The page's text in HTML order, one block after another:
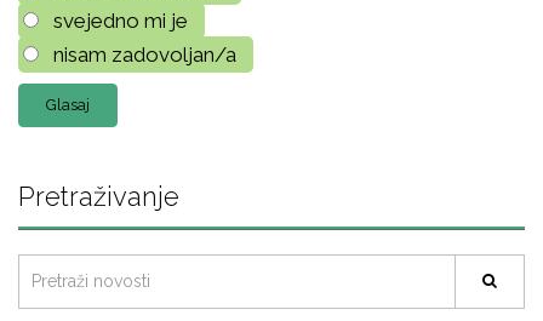
svejedno mi je
nisam zadovoljan/a
Pretraživanje